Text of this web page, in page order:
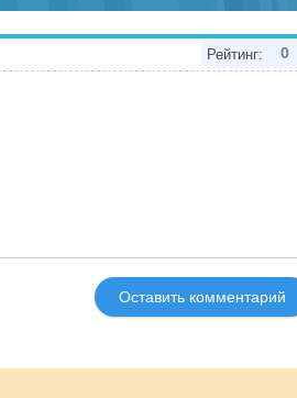
Рейтинг: 0
Оставить комментарий